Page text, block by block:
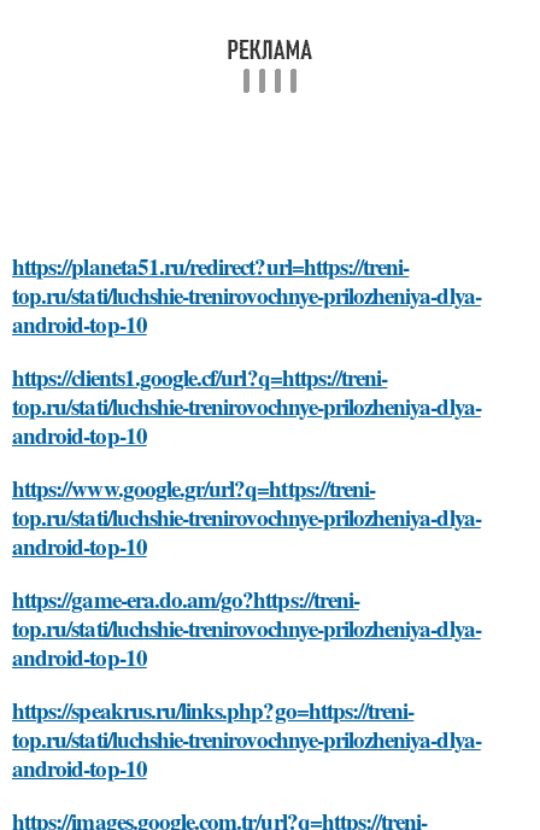
https://planeta51.ru/redirect?url=https://treni-
top.ru/stati/luchshie-trenirovochnye-prilozheniya-dlya-
android-top-10
https://clients1.google.cf/url?q=https://treni-
top.ru/stati/luchshie-trenirovochnye-prilozheniya-dlya-
android-top-10
https://www.google.gr/url?q=https://treni-
top.ru/stati/luchshie-trenirovochnye-prilozheniya-dlya-
android-top-10
https://game-era.do.am/go?https://treni-
top.ru/stati/luchshie-trenirovochnye-prilozheniya-dlya-
android-top-10
https://speakrus.ru/links.php?go=https://treni-
top.ru/stati/luchshie-trenirovochnye-prilozheniya-dlya-
android-top-10
https://images.google.com.tr/url?q=https://treni-